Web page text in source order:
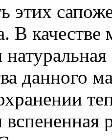
этих
В качестве
данного
вспененная